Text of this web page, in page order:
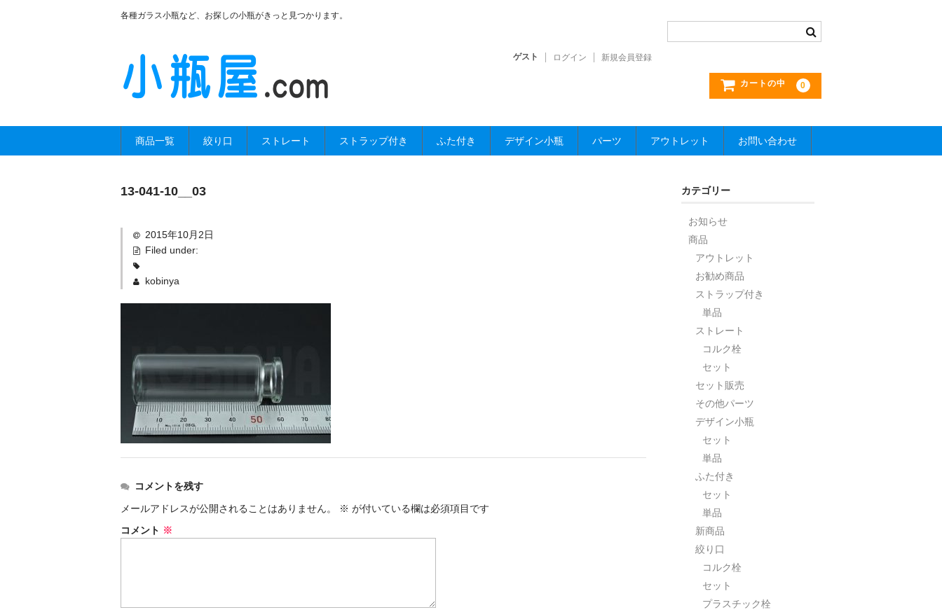
各種ガラス小瓶など、お探しの小瓶がきっと見つかります。
ゲスト ログイン 新規会員登録
カートの中 0
商品一覧 絞り口 ストレート ストラップ付き ふた付き デザイン小瓶 パーツ アウトレット お問い合わせ
13-041-10__03
2015年10月2日
Filed under:
kobinya
コメントを残す
メールアドレスが公開されることはありません。
※ が付いている欄は必須項目です
コメント ※
カテゴリー
お知らせ
商品
アウトレット
お勧め商品
ストラップ付き
単品
ストレート
コルク栓
セット
セット販売
その他パーツ
デザイン小瓶
セット
単品
ふた付き
セット
単品
新商品
絞り口
コルク栓
セット
プラスチック栓